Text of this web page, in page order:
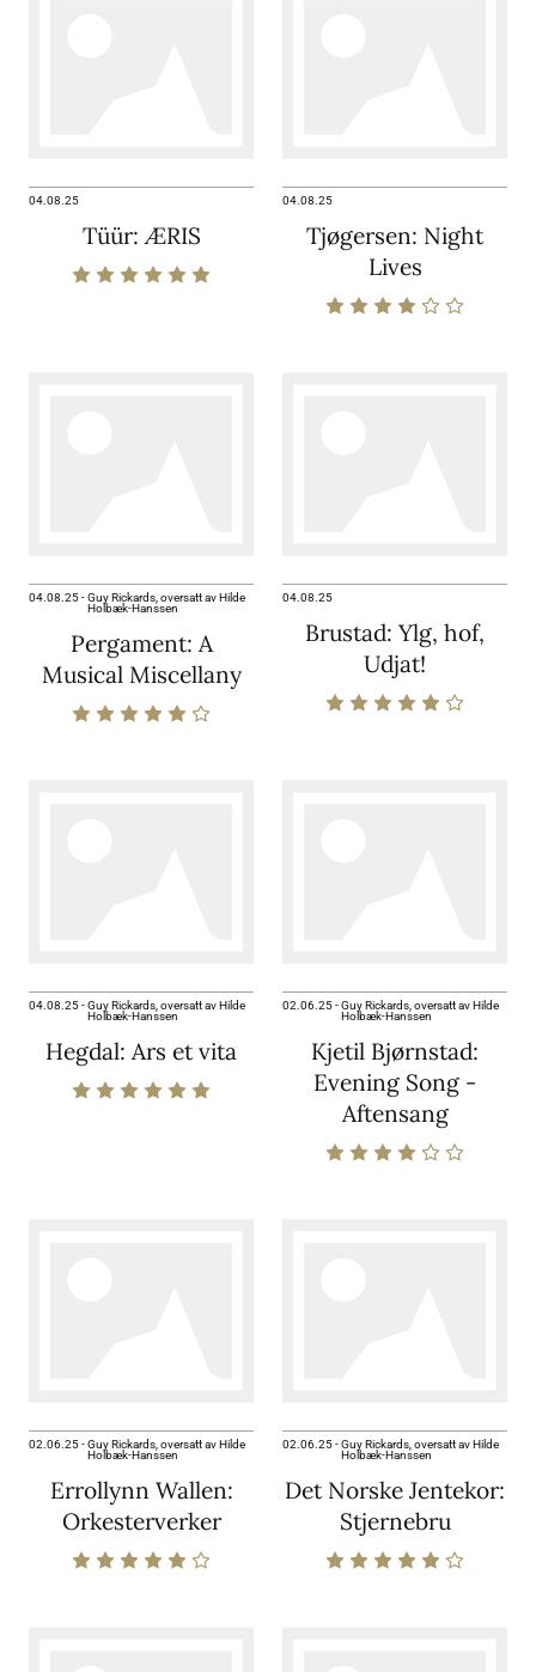
04.08.25
Tüür: ÆRIS
04.08.25
Tjøgersen: Night
Lives
04.08.25-Guy Rickards, oversatt av Hilde
Holbæk-Hanssen
Pergament: A
Musical Miscellany
04.08.25
Brustad: Ylg, hof,
Udjat!
04.08.25-Guy Rickards, oversatt av Hilde
Holbæk-Hanssen
Hegdal: Ars et vita
02.06.25-Guy Rickards, oversatt av Hilde
Holbæk-Hanssen
Kjetil Bjørnstad:
Evening Song -
Aftensang
02.06.25-Guy Rickards, oversatt av Hilde
Holbæk-Hanssen
Errollynn Wallen:
Orkesterverker
02.06.25-Guy Rickards, oversatt av Hilde
Holbæk-Hanssen
Det Norske Jentekor:
Stjernebru